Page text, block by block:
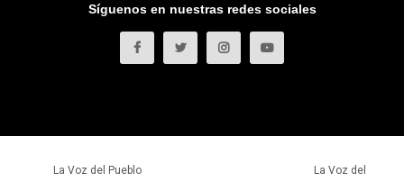
Síguenos en nuestras redes sociales
La Voz del Pueblo La Voz del